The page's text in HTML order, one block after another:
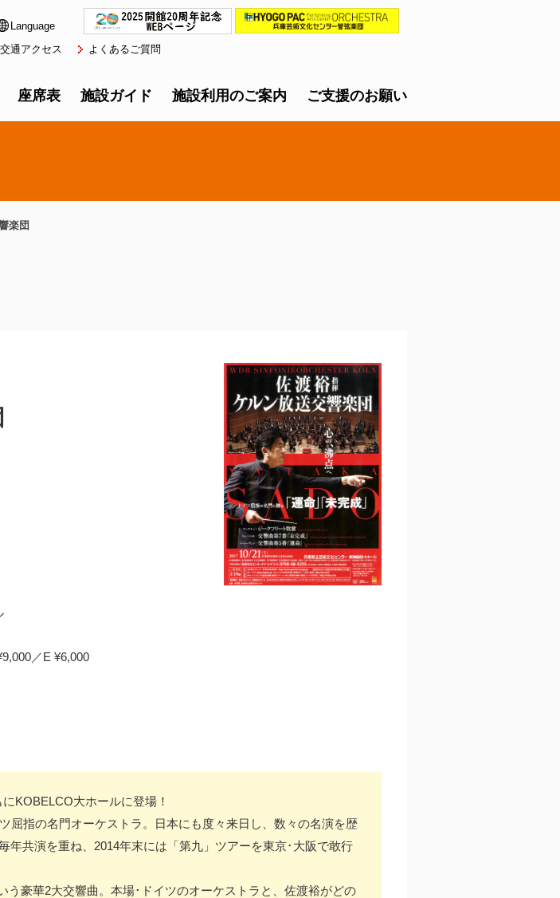
Language
交通アクセス
よくあるご質問
座席表 施設ガイド 施設利用のご案内 ご支援のお願い
楽団
／E ¥6,000
KOBELCO大ホールに登場！
屈指の名門オーケストラ。日本にも度々来日し、数々の名演を歴
年共演を重ね、2014年末には「第九」ツアーを東京･大阪で敢行
豪華2大交響曲。本場･ドイツのオーケストラと、佐渡裕がどの